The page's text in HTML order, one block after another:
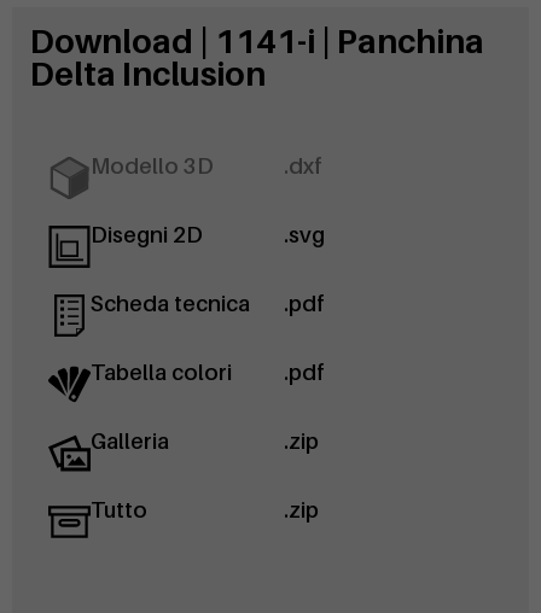
Download | 1141-i | Panchina
Delta Inclusion
Modello 3D .dxf
Disegni 2D .svg
Scheda tecnica .pdf
Tabella colori .pdf
Galleria .zip
Tutto .zip